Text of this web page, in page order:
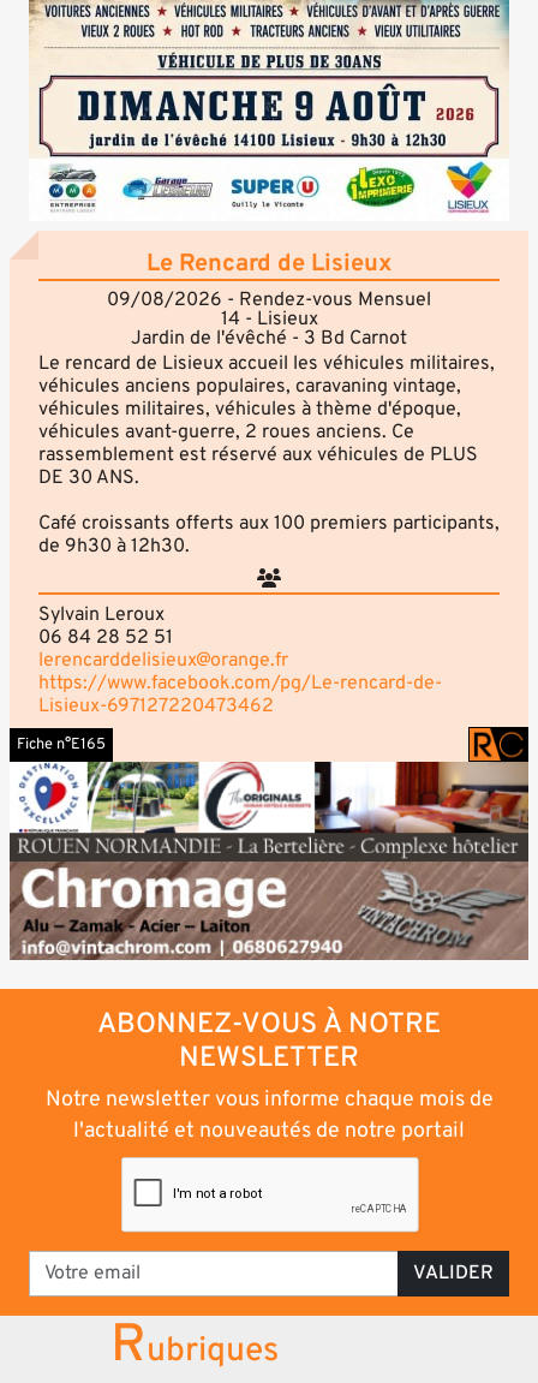
Le Rencard de Lisieux
09/08/2026 - Rendez-vous Mensuel
14 - Lisieux
Jardin de l'évêché - 3 Bd Carnot
Le rencard de Lisieux accueil les véhicules militaires,
véhicules anciens populaires, caravaning vintage,
véhicules militaires, véhicules à thème d'époque,
véhicules avant-guerre, 2 roues anciens. Ce
rassemblement est réservé aux véhicules de PLUS
DE 30 ANS.
Café croissants offerts aux 100 premiers participants,
de 9h30 à 12h30.
Sylvain Leroux
06 84 28 52 51
lerencarddelisieux@orange.fr
https://www.facebook.com/pg/Le-rencard-de-
Lisieux-697127220473462
Fiche n°E165
ABONNEZ-VOUS À NOTRE
NEWSLETTER
Notre newsletter vous informe chaque mois de
l'actualité et nouveautés de notre portail
VALIDER
Rubriques